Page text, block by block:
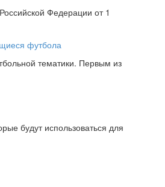
Федерации от 1
тематики. Первым из
будут использоваться для